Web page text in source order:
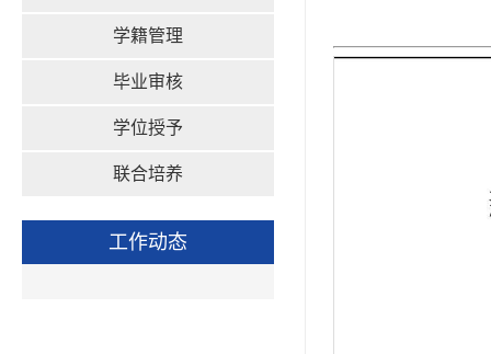
学籍管理
毕业审核
学位授予
联合培养
工作动态